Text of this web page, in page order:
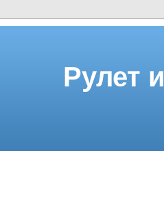
Рулет